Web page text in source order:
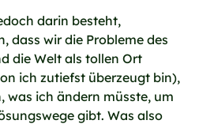
darin besteht,
dass wir die Probleme des
die Welt als tollen Ort
ich zutiefst überzeugt bin),
was ich ändern müsste, um
gibt. Was also